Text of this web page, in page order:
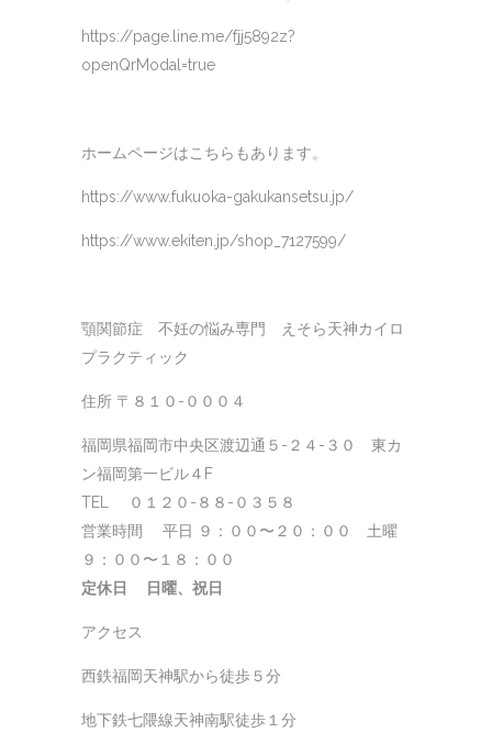
https://page.line.me/fjj5892z?
openQrModal=true
ホームページはこちらもあります。
https://www.fukuoka-gakukansetsu.jp/
https://www.ekiten.jp/shop_7127599/
顎関節症 不妊の悩み専門 えそら天神カイロ
プラクティック
住所 〒８１０-０００４
福岡県福岡市中央区渡辺通５-２４-３０ 東カ
ン福岡第一ビル４F
TEL ０１２０-８８-０３５８
営業時間 平日 ９：００〜２０：００ 土曜
９：００〜１８：００
定休日 日曜、祝日
アクセス
西鉄福岡天神駅から徒歩５分
地下鉄七隈線天神南駅徒歩１分